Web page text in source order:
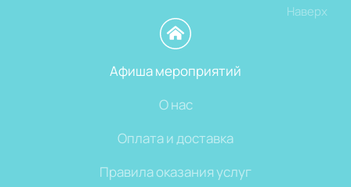
Наверх
Афиша мероприятий
О нас
Оплата и доставка
Правила оказания услуг